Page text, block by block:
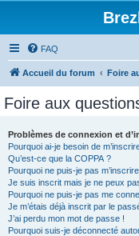
FAQ
Accueil du forum Foire
Foire aux
Problèmes de connexion et
Pourquoi ai-je besoin de
Qu’est-ce que la COPPA ?
Pourquoi ne puis-je pas
Je suis inscrit mais je ne peux
Pourquoi ne puis-je pas me
Je m’étais déjà inscrit par le
J’ai perdu mon mot de passe !
Pourquoi suis-je déconnecté